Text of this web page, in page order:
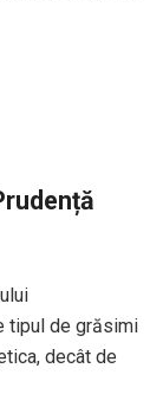
tipul de grăsimi
decât de